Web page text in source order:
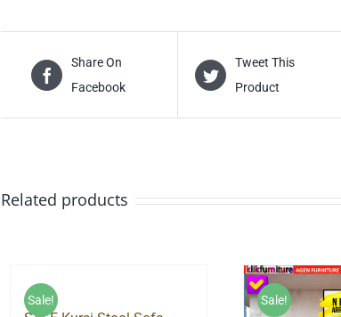
Share On
Facebook
Tweet This
Product
Related products
Sale! Sale!